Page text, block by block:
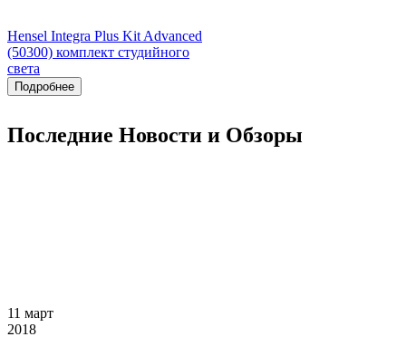
Hensel Integra Plus Kit Advanced
(50300) комплект студийного
света
Подробнее
Последние Новости и Обзоры
11 март
2018